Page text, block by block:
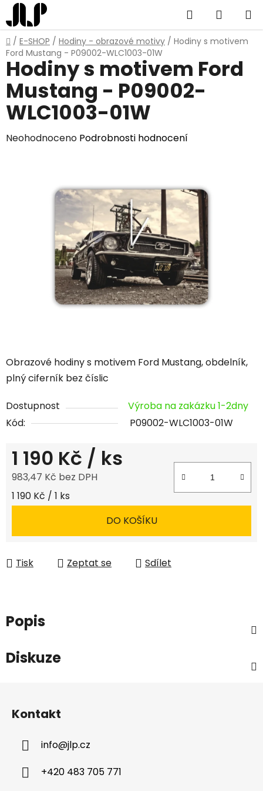
Přejít
na
obsah
Hledat
KOŠÍK
Domů
/ E-SHOP / Hodiny - obrazové motivy / Hodiny s motivem
Ford Mustang - P09002-WLC1003-01W
Obrazové hodiny s motivem Ford Mustang, obdelník,
plný ciferník bez číslic
Dostupnost
Výroba na zakázku 1-2dny
Kód:
P09002-WLC1003-01W
1 190 Kč / ks
983,47 Kč bez DPH
Měrná cena:
1 190 Kč / 1 ks
DO KOŠÍKU
Tisk Zeptat se Sdílet
Hodiny s motivem Ford
Mustang - P09002-
WLC1003-01W
Průměrné
Neohodnoceno Podrobnosti hodnocení
Popis
Diskuze
Kontakt
info@jlp.cz
+420 483 705 771